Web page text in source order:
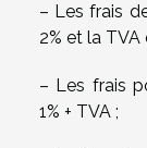
– Les frais
2% et la TVA
– Les frais
1% + TVA ;